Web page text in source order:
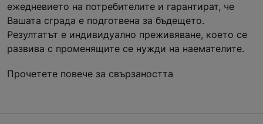
ежедневието на потребителите и гарантират, че
Вашата сграда е подготвена за бъдещето.
Резултатът е индивидуално преживяване, което се
развива с променящите се нужди на наемателите.
Прочетете повече за свързаността